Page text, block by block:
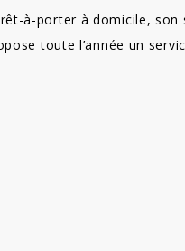
à-porter à domicile, son
toute l’année un